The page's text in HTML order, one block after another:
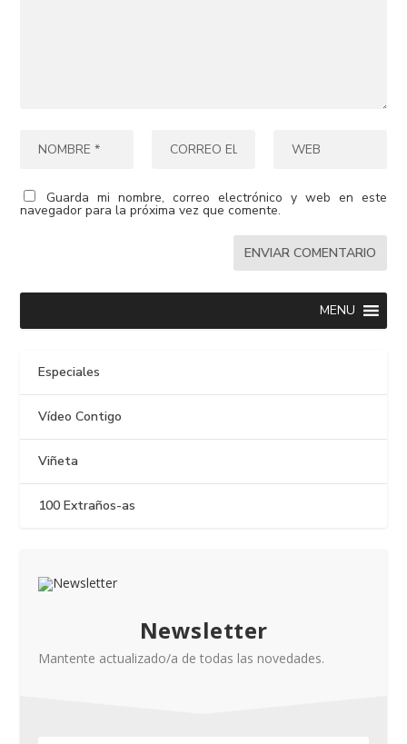
Guarda mi nombre, correo electrónico y web en este
navegador para la próxima vez que comente.
MENU
Especiales
Vídeo Contigo
Viñeta
100 Extraños-as
Newsletter
Mantente actualizado/a de todas las novedades.